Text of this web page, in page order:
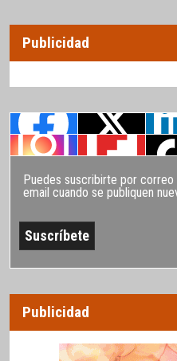
Publicidad
Puedes suscribirte por
email cuando se publiquen
Publicidad